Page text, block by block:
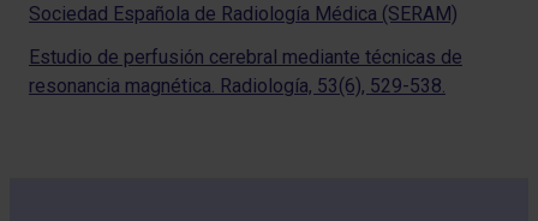
Sociedad Española de Radiología Médica (SERAM)
Estudio de perfusión cerebral mediante técnicas de
resonancia magnética. Radiología, 53(6), 529-538.